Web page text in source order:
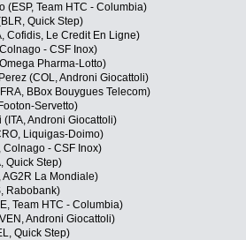
(ESP, Team HTC - Columbia)
Quick Step)
Cofidis, Le Credit En Ligne)
- CSF Inox)
Pharma-Lotto)
(COL, Androni Giocattoli)
BBox Bouygues Telecom)
Servetto)
Androni Giocattoli)
Liquigas-Doimo)
Colnago - CSF Inox)
Quick Step)
AG2R La Mondiale)
Rabobank)
Team HTC - Columbia)
Androni Giocattoli)
Quick Step)